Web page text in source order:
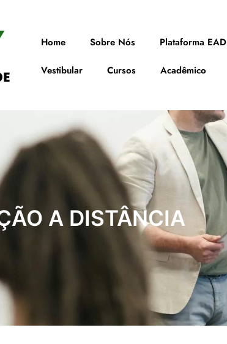
Home Sobre Nós Plataforma EAD
Vestibular Cursos Acadêmico
A DISTÂNCIA